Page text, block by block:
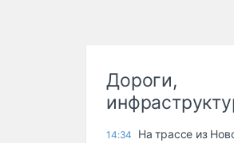
Дороги,
14:34
На трассе из